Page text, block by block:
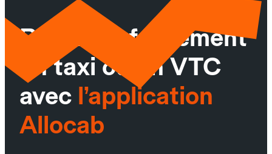
Réservez facilement
un taxi ou un VTC
avec l’application
Allocab